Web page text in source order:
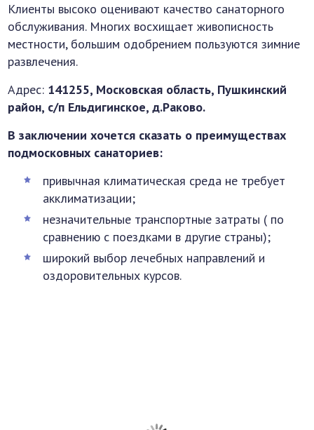
Клиенты высоко оценивают качество санаторного
обслуживания. Многих восхищает живописность
местности, большим одобрением пользуются зимние
развлечения.
Адрес: 141255, Московская область, Пушкинский
район, с/п Ельдигинское, д.Раково.
В заключении хочется сказать о преимуществах
подмосковных санаториев:
привычная климатическая среда не требует
акклиматизации;
незначительные транспортные затраты ( по
сравнению с поездками в другие страны);
широкий выбор лечебных направлений и
оздоровительных курсов.